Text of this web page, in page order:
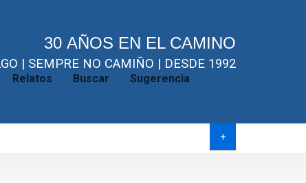
30 AÑOS EN EL CAMINO
| SEMPRE NO CAMIÑO | DESDE 1992
Relatos Buscar Sugerencia
+